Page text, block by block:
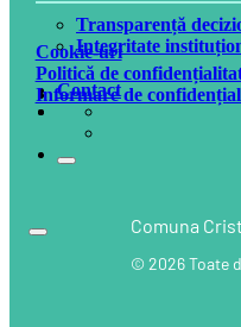
Transparență
Integritate
Contact
Comuna
© 2026 Toate
Cookie-uri
Politică de
Informare de